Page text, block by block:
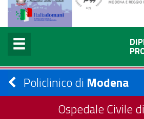
Policlinico di Modena
Ospedale Civile di